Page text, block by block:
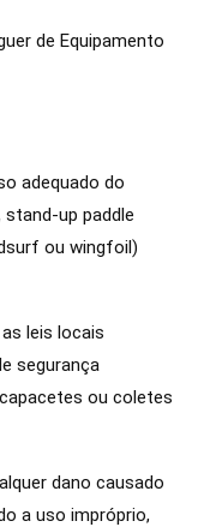
de Equipamento
adequado do
stand-up paddle
ou wingfoil)
leis locais
segurança
ou coletes
dano causado
a uso impróprio,